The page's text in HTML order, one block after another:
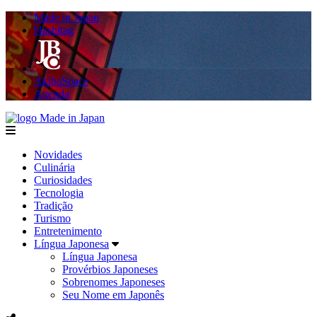
Made in Japan
Hashitag
AkibaSpace
Agenda
menu
Novidades
Culinária
Curiosidades
Tecnologia
Tradição
Turismo
Entretenimento
Língua Japonesa
Língua Japonesa
Provérbios Japoneses
Sobrenomes Japoneses
Seu Nome em Japonês